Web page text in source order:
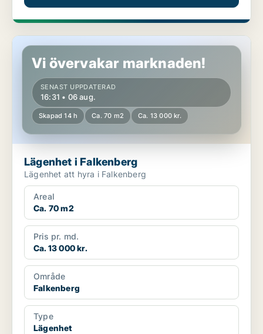
Lägenhet i Falkenberg
Vi övervakar marknaden!
SENAST UPPDATERAD
16:31 • 06 aug.
Skapad 14 h Ca. 70 m2 Ca. 13 000 kr.
Lägenhet i Falkenberg
Lägenhet att hyra i Falkenberg
Areal
Ca. 70 m2
Pris pr. md.
Ca. 13 000 kr.
Område
Falkenberg
Type
Lägenhet